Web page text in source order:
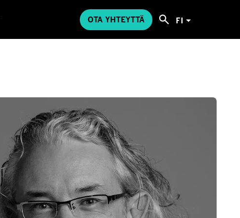
OTA YHTEYTTÄ FI